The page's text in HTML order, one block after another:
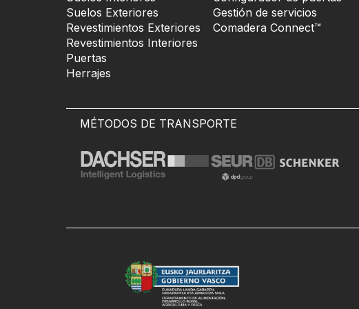
Suelos Exteriores
Revestimientos Exteriores
Revestimientos Interiores
Puertas
Herrajes
Gestión de servicios
Comadera Connect™
MÉTODOS DE TRANSPORTE